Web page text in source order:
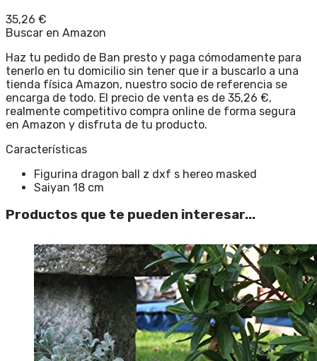
35,26 €
Buscar en Amazon
Haz tu pedido de Ban presto y paga cómodamente para
tenerlo en tu domicilio sin tener que ir a buscarlo a una
tienda física Amazon, nuestro socio de referencia se
encarga de todo. El precio de venta es de 35,26 €,
realmente competitivo compra online de forma segura
en Amazon y disfruta de tu producto.
Características
Figurina dragon ball z dxf s hereo masked
Saiyan 18 cm
Productos que te pueden interesar...